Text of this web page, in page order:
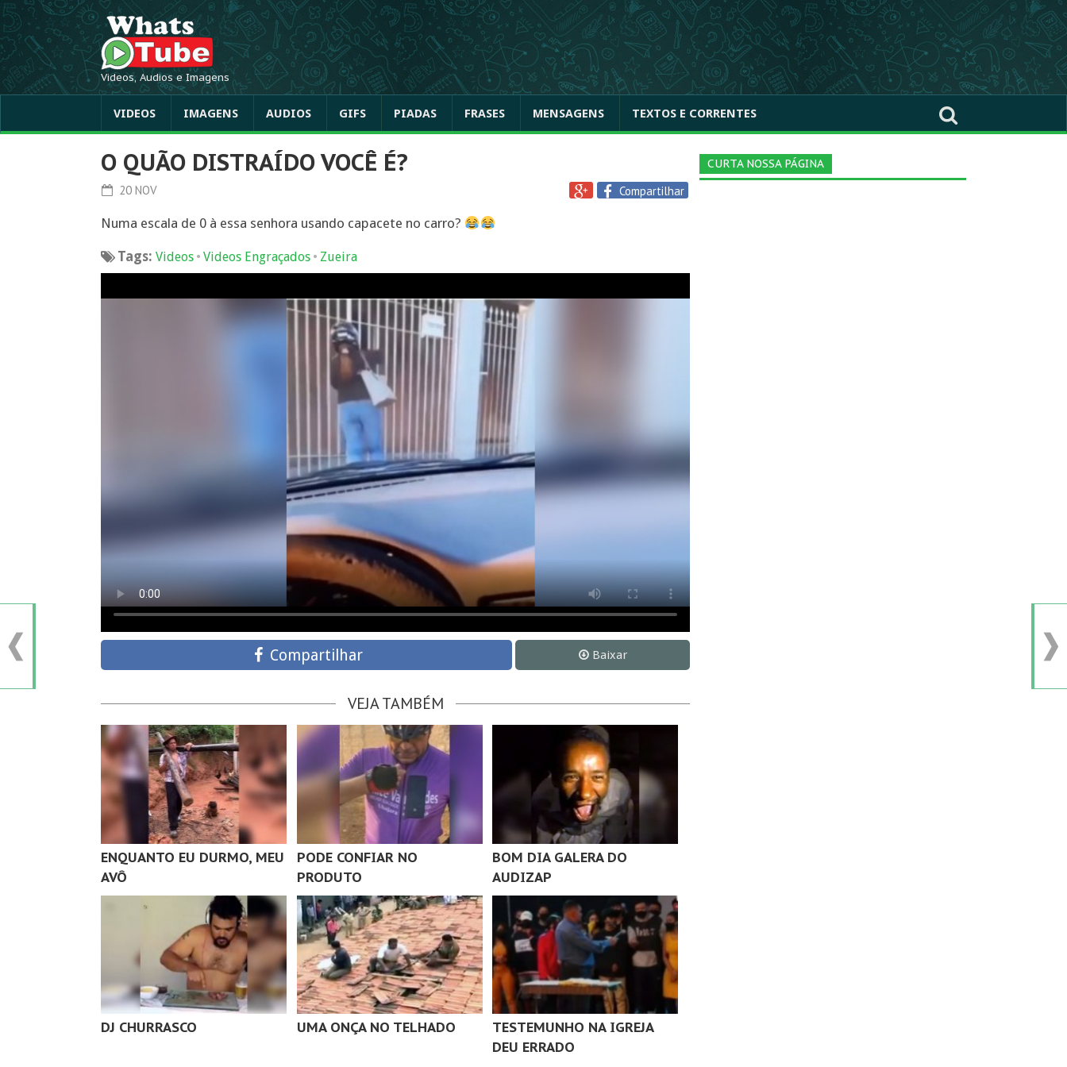
Videos, Audios e Imagens
VIDEOS IMAGENS AUDIOS GIFS PIADAS FRASES MENSAGENS TEXTOS E CORRENTES
O QUÃO DISTRAÍDO VOCÊ É?
20 NOV Compartilhar
Numa escala de 0 à essa senhora usando capacete no carro?
Tags: Videos • Videos Engraçados • Zueira
Compartilhar Baixar
VEJA TAMBÉM
ENQUANTO EU DURMO, MEU
AVÔ
PODE CONFIAR NO
PRODUTO
BOM DIA GALERA DO
AUDIZAP
DJ CHURRASCO UMA ONÇA NO TELHADO
TESTEMUNHO NA IGREJA
DEU ERRADO
CURTA NOSSA PÁGINA